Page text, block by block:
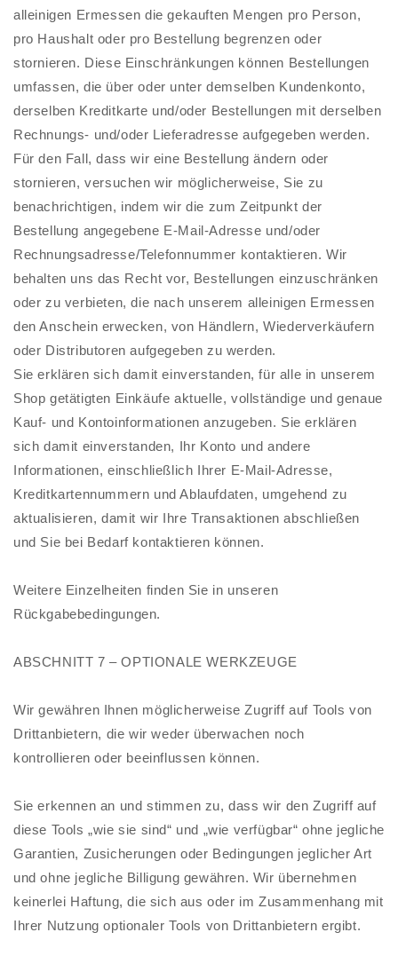
alleinigen Ermessen die gekauften Mengen pro Person,
pro Haushalt oder pro Bestellung begrenzen oder
stornieren. Diese Einschränkungen können Bestellungen
umfassen, die über oder unter demselben Kundenkonto,
derselben Kreditkarte und/oder Bestellungen mit derselben
Rechnungs- und/oder Lieferadresse aufgegeben werden.
Für den Fall, dass wir eine Bestellung ändern oder
stornieren, versuchen wir möglicherweise, Sie zu
benachrichtigen, indem wir die zum Zeitpunkt der
Bestellung angegebene E-Mail-Adresse und/oder
Rechnungsadresse/Telefonnummer kontaktieren. Wir
behalten uns das Recht vor, Bestellungen einzuschränken
oder zu verbieten, die nach unserem alleinigen Ermessen
den Anschein erwecken, von Händlern, Wiederverkäufern
oder Distributoren aufgegeben zu werden.
Sie erklären sich damit einverstanden, für alle in unserem
Shop getätigten Einkäufe aktuelle, vollständige und genaue
Kauf- und Kontoinformationen anzugeben. Sie erklären
sich damit einverstanden, Ihr Konto und andere
Informationen, einschließlich Ihrer E-Mail-Adresse,
Kreditkartennummern und Ablaufdaten, umgehend zu
aktualisieren, damit wir Ihre Transaktionen abschließen
und Sie bei Bedarf kontaktieren können.
Weitere Einzelheiten finden Sie in unseren
Rückgabebedingungen.
ABSCHNITT 7 – OPTIONALE WERKZEUGE
Wir gewähren Ihnen möglicherweise Zugriff auf Tools von
Drittanbietern, die wir weder überwachen noch
kontrollieren oder beeinflussen können.
Sie erkennen an und stimmen zu, dass wir den Zugriff auf
diese Tools „wie sie sind“ und „wie verfügbar“ ohne jegliche
Garantien, Zusicherungen oder Bedingungen jeglicher Art
und ohne jegliche Billigung gewähren. Wir übernehmen
keinerlei Haftung, die sich aus oder im Zusammenhang mit
Ihrer Nutzung optionaler Tools von Drittanbietern ergibt.